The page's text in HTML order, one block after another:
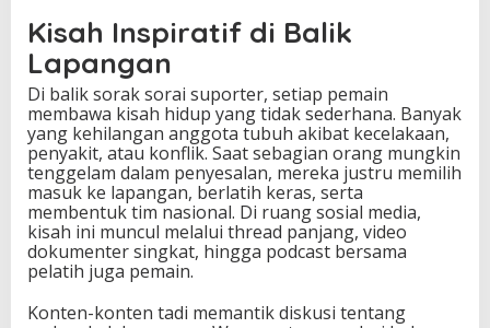
Kisah Inspiratif di Balik
Lapangan
Di balik sorak sorai suporter, setiap pemain
membawa kisah hidup yang tidak sederhana. Banyak
yang kehilangan anggota tubuh akibat kecelakaan,
penyakit, atau konflik. Saat sebagian orang mungkin
tenggelam dalam penyesalan, mereka justru memilih
masuk ke lapangan, berlatih keras, serta
membentuk tim nasional. Di ruang sosial media,
kisah ini muncul melalui thread panjang, video
dokumenter singkat, hingga podcast bersama
pelatih juga pemain.
Konten-konten tadi memantik diskusi tentang